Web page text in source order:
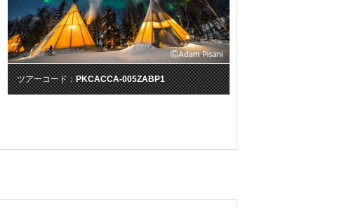
ツアーコード：PKCACCA-005ZABP1